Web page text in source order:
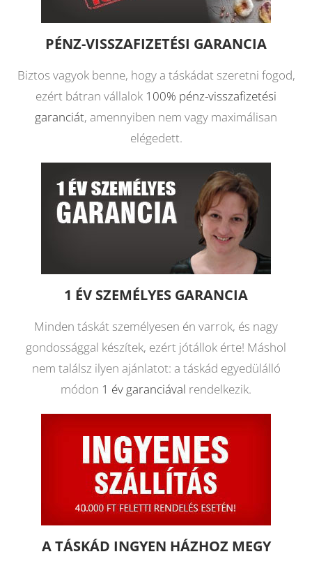
PÉNZ-VISSZAFIZETÉSI GARANCIA
Biztos vagyok benne, hogy a táskádat szeretni fogod,
ezért bátran vállalok 100% pénz-visszafizetési
garanciát, amennyiben nem vagy maximálisan
elégedett.
1 ÉV SZEMÉLYES GARANCIA
Minden táskát személyesen én varrok, és nagy
gondossággal készítek, ezért jótállok érte! Máshol
nem találsz ilyen ajánlatot: a táskád egyedülálló
módon 1 év garanciával rendelkezik.
A TÁSKÁD INGYEN HÁZHOZ MEGY